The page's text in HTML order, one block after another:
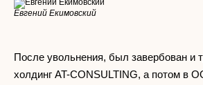
Евгений Екимовский
После увольнения, был завербован и
холдинг AT-CONSULTING, а потом